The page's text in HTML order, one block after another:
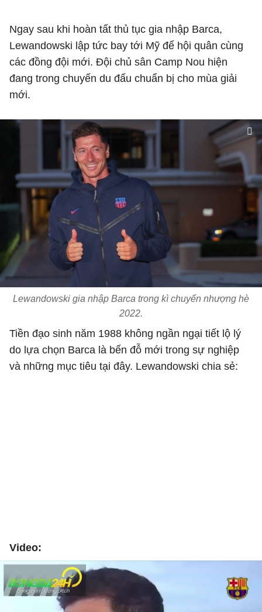
Ngay sau khi hoàn tất thủ tục gia nhập Barca,
Lewandowski lập tức bay tới Mỹ để hội quân cùng
các đồng đội mới. Đội chủ sân Camp Nou hiện
đang trong chuyến du đấu chuẩn bị cho mùa giải
mới.
Lewandowski gia nhập Barca trong kì chuyển nhượng hè
2022.
Tiền đạo sinh năm 1988 không ngần ngại tiết lộ lý
do lựa chọn Barca là bến đỗ mới trong sự nghiệp
và những mục tiêu tại đây. Lewandowski chia sẻ:
Video: